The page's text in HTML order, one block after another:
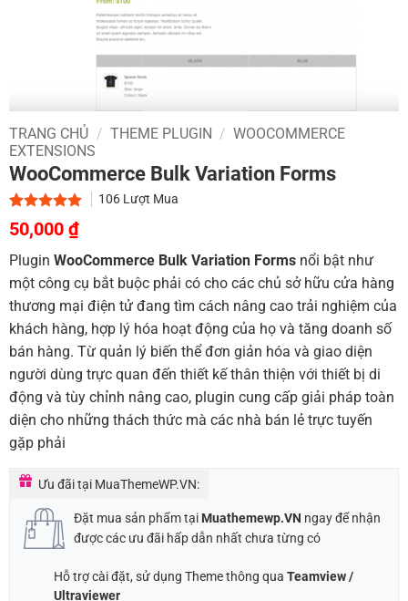
TRANG CHỦ / THEME PLUGIN / WOOCOMMERCE
EXTENSIONS
WooCommerce Bulk Variation Forms
5.00 trên 5
dựa trên
1
106Lượt Mua
Giá
gốc
là:
700,000 ₫.
50,000 ₫Giá
hiện
tại
là:
50,000 ₫.
Plugin WooCommerce Bulk Variation Forms nổi bật như
một công cụ bắt buộc phải có cho các chủ sở hữu cửa hàng
thương mại điện tử đang tìm cách nâng cao trải nghiệm của
khách hàng, hợp lý hóa hoạt động của họ và tăng doanh số
bán hàng. Từ quản lý biến thể đơn giản hóa và giao diện
người dùng trực quan đến thiết kế thân thiện với thiết bị di
động và tùy chỉnh nâng cao, plugin cung cấp giải pháp toàn
diện cho những thách thức mà các nhà bán lẻ trực tuyến
gặp phải
Ưu đãi tại MuaThemeWP.VN:
Đặt mua sản phẩm tại Muathemewp.VN ngay để nhận
được các ưu đãi hấp dẫn nhất chưa từng có
Hỗ trợ cài đặt, sử dụng Theme thông qua Teamview /
Ultraviewer